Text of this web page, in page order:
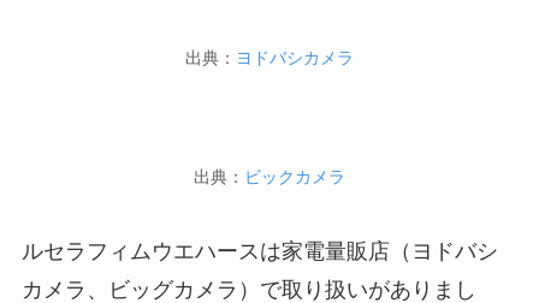
出典： ヨドバシカメラ
出典： ビックカメラ
ルセラフィムウエハースは家電量販店（ヨドバシ
カメラ、ビッグカメラ）で取り扱いがありまし